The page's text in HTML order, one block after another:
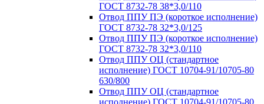
ГОСТ 8732-78 38*3,0/110
Отвод ППУ ПЭ (короткое исполнение)
ГОСТ 8732-78 32*3,0/125
Отвод ППУ ПЭ (короткое исполнение)
ГОСТ 8732-78 32*3,0/110
Отвод ППУ ОЦ (стандартное
исполнение) ГОСТ 10704-91/10705-80
630/800
Отвод ППУ ОЦ (стандартное
исполнение) ГОСТ 10704-91/10705-80